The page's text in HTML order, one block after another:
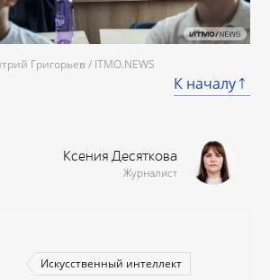
Григорьев / ITMO.NEWS
К началу
Ксения Десяткова
Журналист
Искусственный интеллект